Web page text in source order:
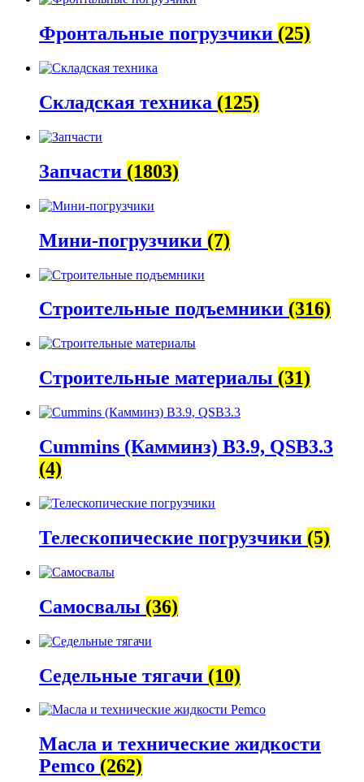
Фронтальные погрузчики (25)
Складская техника (125)
Запчасти (1803)
Мини-погрузчики (7)
Строительные подъемники (316)
Строительные материалы (31)
Cummins (Камминз) B3.9, QSB3.3
(4)
Телескопические погрузчики (5)
Самосвалы (36)
Седельные тягачи (10)
Масла и технические жидкости
Pemco (262)